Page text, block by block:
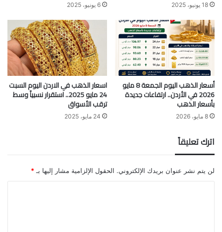
18 يونيو، 2025 6 يونيو، 2025
أسعار الذهب اليوم الجمعة 8 مايو
2026 في الأردن.. ارتفاعات جديدة
بأسعار الذهب
8 مايو، 2026
اسعار الذهب في الاردن اليوم السبت
24 مايو 2025.. استقرار نسبياً وسط
ترقب الأسواق
24 مايو، 2025
اترك تعليقاً
لن يتم نشر عنوان بريدك الإلكتروني. الحقول الإلزامية مشار إليها بـ *